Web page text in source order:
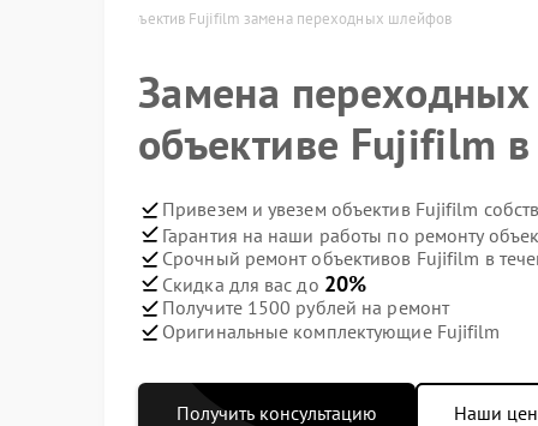
Объектив Fujifilm замена переходных шлейфов
Замена
объективе Fujifilm
Привезем и увезем объектив Fujifilm
Гарантия на наши работы по ремонту
Срочный ремонт объективов Fujifilm в
Скидка для вас до 20%
Получите 1500 рублей на ремонт
Оригинальные комплектующие Fujifilm
Получить консультацию Наши